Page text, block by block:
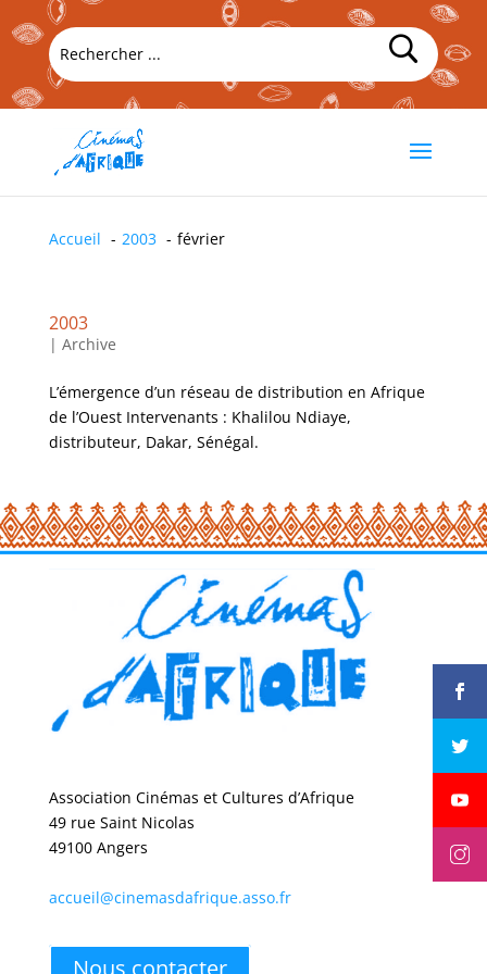
Accueil 2003 février
2003
| Archive
L’émergence d’un réseau de distribution en Afrique
de l’Ouest Intervenants : Khalilou Ndiaye,
distributeur, Dakar, Sénégal.
Association Cinémas et Cultures d’Afrique
49 rue Saint Nicolas
49100 Angers
accueil@cinemasdafrique.asso.fr